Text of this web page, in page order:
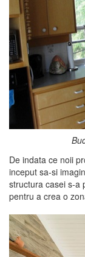
De indata ce noii
inceput sa-si
structura casei s-a
pentru a crea o